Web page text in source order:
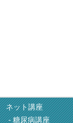
ネット講座
糖尿病講座